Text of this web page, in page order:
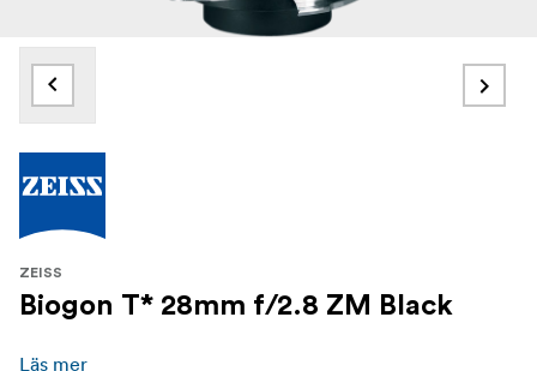
ZEISS
Biogon T* 28mm f/2.8 ZM Black
Läs mer